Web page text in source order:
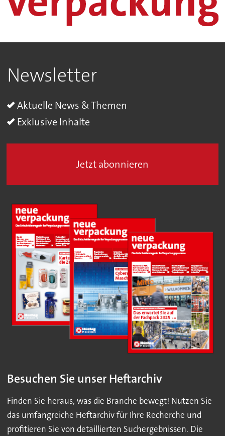
Newsletter
Aktuelle News & Themen
Exklusive Inhalte
Jetzt abonnieren
Besuchen Sie unser Heftarchiv
Finden Sie heraus, was die Branche bewegt! Nutzen Sie
das umfangreiche Heftarchiv für Ihre Recherche und
profitieren Sie von detaillierten Suchergebnissen. Die